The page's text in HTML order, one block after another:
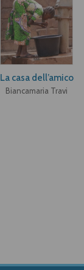
La casa dell’amico
Biancamaria Travi